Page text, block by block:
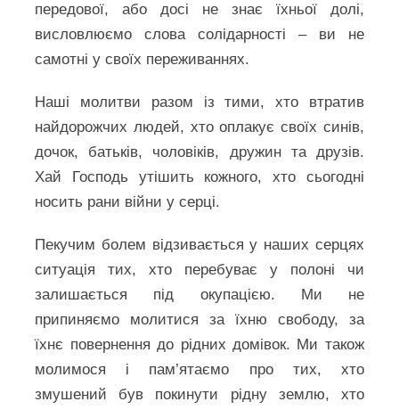
передової, або досі не знає їхньої долі,
висловлюємо слова солідарності – ви не
самотні у своїх переживаннях.
Наші молитви разом із тими, хто втратив
найдорожчих людей, хто оплакує своїх синів,
дочок, батьків, чоловіків, дружин та друзів.
Хай Господь утішить кожного, хто сьогодні
носить рани війни у серці.
Пекучим болем відзивається у наших серцях
ситуація тих, хто перебуває у полоні чи
залишається під окупацією. Ми не
припиняємо молитися за їхню свободу, за
їхнє повернення до рідних домівок. Ми також
молимося і пам’ятаємо про тих, хто
змушений був покинути рідну землю, хто